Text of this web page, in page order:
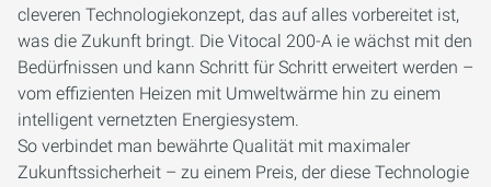
cleveren Technologiekonzept, das auf alles vorbereitet ist,
was die Zukunft bringt. Die Vitocal 200-A ie wächst mit den
Bedürfnissen und kann Schritt für Schritt erweitert werden –
vom effizienten Heizen mit Umweltwärme hin zu einem
intelligent vernetzten Energiesystem.
So verbindet man bewährte Qualität mit maximaler
Zukunftssicherheit – zu einem Preis, der diese Technologie